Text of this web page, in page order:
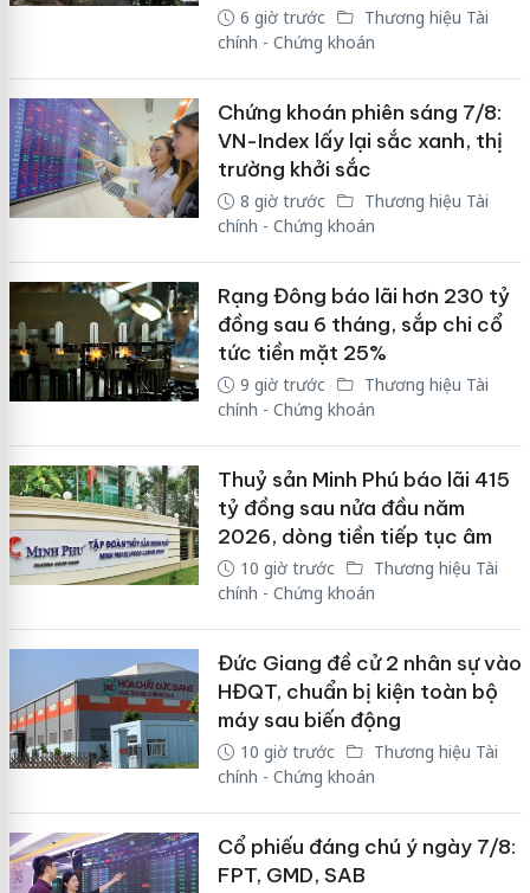
6 giờ trước
Thương hiệu Tài
chính - Chứng khoán
Chứng khoán phiên sáng 7/8:
VN-Index lấy lại sắc xanh, thị
trường khởi sắc
8 giờ trước
Thương hiệu Tài
chính - Chứng khoán
Rạng Đông báo lãi hơn 230 tỷ
đồng sau 6 tháng, sắp chi cổ
tức tiền mặt 25%
9 giờ trước
Thương hiệu Tài
chính - Chứng khoán
Thuỷ sản Minh Phú báo lãi 415
tỷ đồng sau nửa đầu năm
2026, dòng tiền tiếp tục âm
10 giờ trước
Thương hiệu Tài
chính - Chứng khoán
Đức Giang đề cử 2 nhân sự vào
HĐQT, chuẩn bị kiện toàn bộ
máy sau biến động
10 giờ trước
Thương hiệu Tài
chính - Chứng khoán
Cổ phiếu đáng chú ý ngày 7/8:
FPT, GMD, SAB